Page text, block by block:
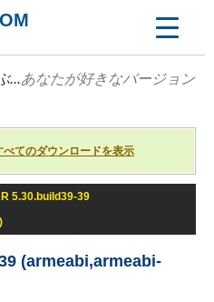
...あなたが好きなバージョン
べてのダウンロードを表示
5.30.build39-39
(armeabi,armeabi-